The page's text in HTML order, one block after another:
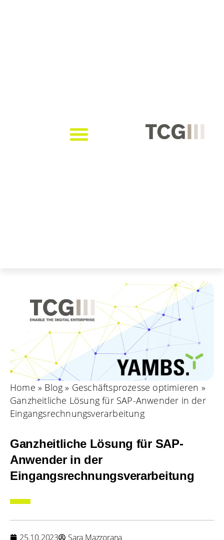
Home » Blog » Geschäftsprozesse optimieren »
Ganzheitliche Lösung für SAP-Anwender in der
Eingangsrechnungsverarbeitung
Ganzheitliche Lösung für SAP-
Anwender in der
Eingangsrechnungsverarbeitung
25.10.2023 Sara Mazzorana